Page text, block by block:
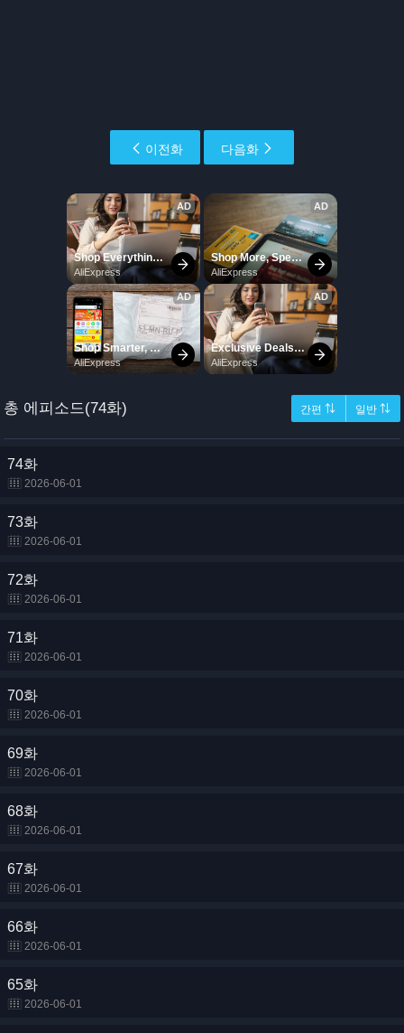
이전화 다음화
총 에피소드(74화) 간편 ⇅ 일반 ⇅
74화
2026-06-01
73화
2026-06-01
72화
2026-06-01
71화
2026-06-01
70화
2026-06-01
69화
2026-06-01
68화
2026-06-01
67화
2026-06-01
66화
2026-06-01
65화
2026-06-01